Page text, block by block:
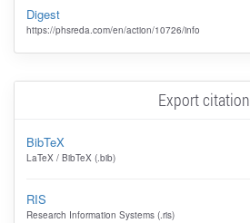
Digest
https://phsreda.com/en/action/10726/info
Export citation
BibTeX
LaTeX / BibTeX (.bib)
RIS
Research Information Systems (.ris)